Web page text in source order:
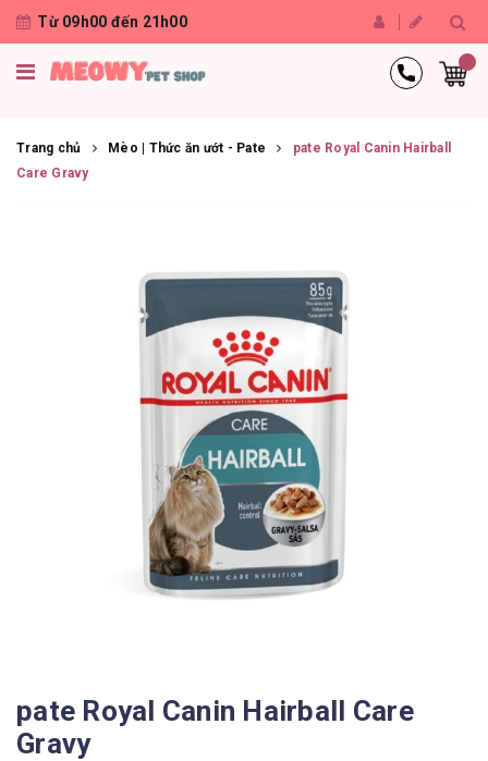
Từ 09h00 đến 21h00
Trang chủ Mèo | Thức ăn ướt - Pate
pate Royal Canin Hairball
Care Gravy
pate Royal Canin Hairball Care
Gravy